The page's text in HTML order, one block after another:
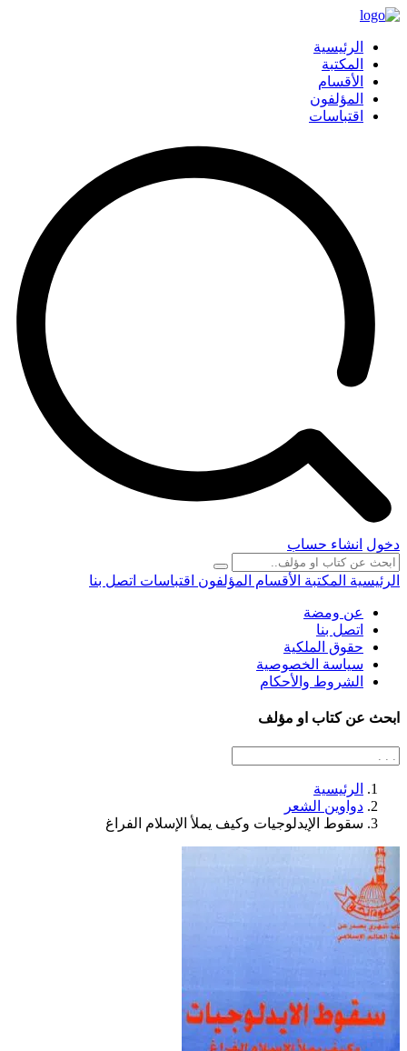
الرئيسية
المكتبة
الأقسام
المؤلفون
اقتباسات
دخول انشاء حساب
الرئيسية المكتبة الأقسام المؤلفون اقتباسات اتصل بنا
عن ومضة
اتصل بنا
حقوق الملكية
سياسة الخصوصية
الشروط والأحكام
ابحث عن كتاب او مؤلف
الرئيسية
دواوين الشعر
سقوط الإيدلوجيات وكيف يملأ الإسلام الفراغ